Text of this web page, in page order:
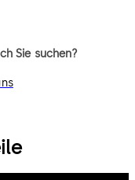
Sie suchen?